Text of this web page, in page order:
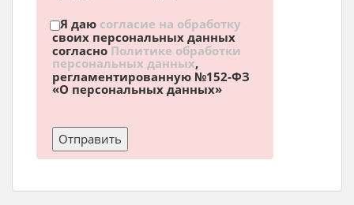
Я даю согласие на обработку
своих персональных данных
согласно Политике обработки
персональных данных,
регламентированную №152-ФЗ
«О персональных данных»